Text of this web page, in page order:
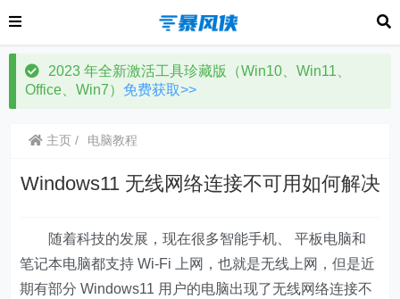
2023 年全新激活工具珍藏版（Win10、Win11、
Office、Win7） 免费获取>>
主页 电脑教程
Windows11 无线网络连接不可用如何解决
随着科技的发展，现在很多智能手机、 平板电脑和
笔记本电脑都支持 Wi-Fi 上网，也就是无线上网，但是近
期有部分 Windows11 用户的电脑出现了无线网络连接不